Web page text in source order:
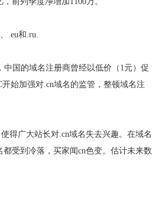
.eu和.ru.
国的域名注册商曾经以低价（1元）促
始加强对.cn域名的监管，整顿域名注
得广大站长对.cn域名失去兴趣。在域名
受到冷落，买家闻cn色变。估计未来数